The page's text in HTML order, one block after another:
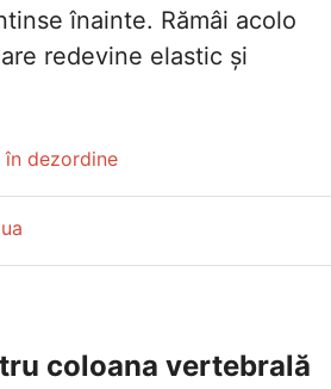
înainte. Rămâi acolo
redevine elastic și
dezordine
coloana vertebrală